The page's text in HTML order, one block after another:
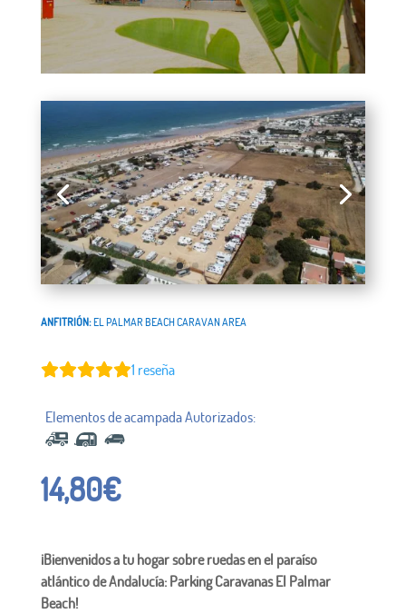
ANFITRIÓN:EL PALMAR BEACH CARAVAN AREA
1 reseña
14,80€
¡Bienvenidos a tu hogar sobre ruedas en el paraíso
atlántico de Andalucía: Parking Caravanas El Palmar
Beach!